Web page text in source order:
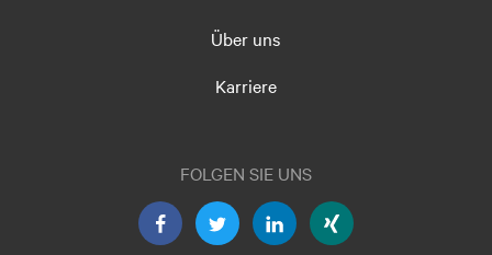
Über uns
Karriere
FOLGEN SIE UNS